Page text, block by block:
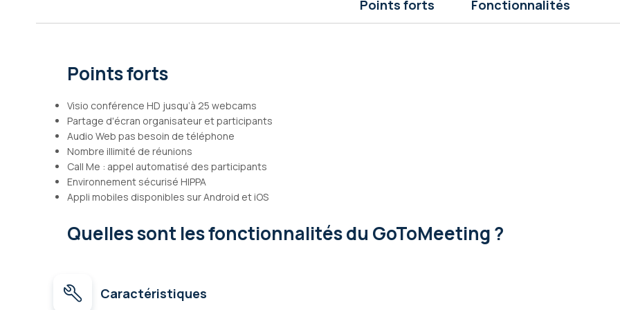
d’images
Points forts Fonctionnalités
Points forts
Visio conférence HD jusqu’à 25 webcams
Partage d'écran organisateur et participants
Audio Web pas besoin de téléphone
Nombre illimité de réunions
Call Me : appel automatisé des participants
Environnement sécurisé HIPPA
Appli mobiles disponibles sur Android et iOS
Quelles sont les fonctionnalitésdu GoToMeeting ?
Caractéristiques